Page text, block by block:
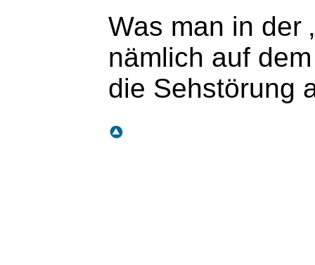
Was man in der
nämlich auf
die Sehstörung